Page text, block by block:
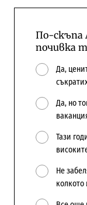
По-скъпа
почивка
Да,
Да, но
Тази
Не